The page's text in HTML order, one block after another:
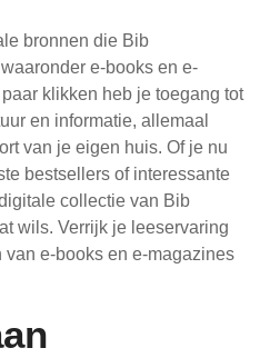
bronnen die Bib
e-books en e-
klikken heb je toegang tot
en informatie, allemaal
van je eigen huis. Of je nu
bestsellers of interessante
collectie van Bib
wils. Verrijk je leeservaring
e-books en e-magazines